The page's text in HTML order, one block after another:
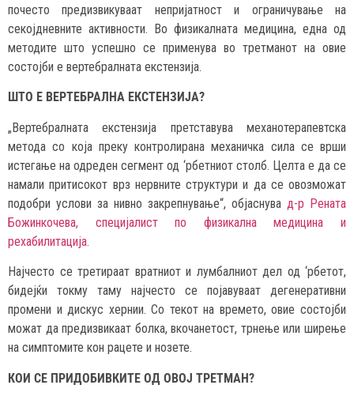
почесто предизвикуваат непријатност и ограничување на
секојдневните активности. Во физикалната медицина, една од
методите што успешно се применува во третманот на овие
состојби е вертебралната екстензија.
ШТО Е ВЕРТЕБРАЛНА ЕКСТЕНЗИЈА?
„Вертебралната екстензија претставува механотерапевтска
метода со која преку контролирана механичка сила се врши
истегање на одреден сегмент од ‘рбетниот столб. Целта е да се
намали притисокот врз нервните структури и да се овозможат
подобри услови за нивно закрепнување“, објаснува д-р Рената
Божинкочева, специјалист по физикална медицина и
рехабилитација.
Најчесто се третираат вратниот и лумбалниот дел од ‘рбетот,
бидејќи токму таму најчесто се појавуваат дегенеративни
промени и дискус хернии. Со текот на времето, овие состојби
можат да предизвикаат болка, вкочанетост, трнење или ширење
на симптомите кон рацете и нозете.
КОИ СЕ ПРИДОБИВКИТЕ ОД ОВОЈ ТРЕТМАН?